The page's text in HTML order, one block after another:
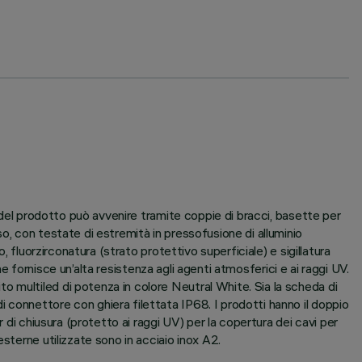
prodotto può avvenire tramite coppie di bracci, basette per
con testate di estremità in pressofusione di alluminio
fluorzirconatura (strato protettivo superficiale) e sigillatura
un’alta resistenza agli agenti atmosferici e ai raggi UV.
multiled di potenza in colore Neutral White. Sia la scheda di
connettore con ghiera filettata IP68. I prodotti hanno il doppio
chiusura (protetto ai raggi UV) per la copertura dei cavi per
utilizzate sono in acciaio inox A2.